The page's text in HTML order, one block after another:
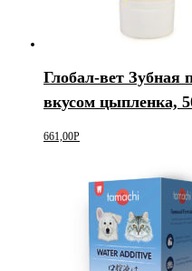
Глобал-вет Зубная
вкусом цыпленка,
661,00Р